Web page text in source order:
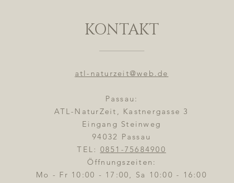
KONTAKT
atl-naturzeit@web.de
Passau:
ATL-NaturZeit, Kastnergasse 3
Eingang Steinweg
94032 Passau
TEL: 0851-75684900
Öffnungszeiten:
Mo - Fr 10:00 - 17:00, Sa 10:00 - 16:00